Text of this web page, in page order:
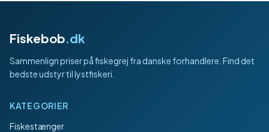
Fiskebob.dk
Sammenlign priser på fiskegrej fra danske forhandlere. Find det
bedste udstyr til lystfiskeri.
KATEGORIER
Fiskestænger